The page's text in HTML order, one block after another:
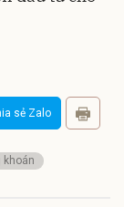
sẻ Zalo
khoán